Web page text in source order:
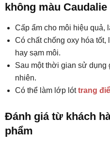
không màu
Cấp ẩm cho môi hiệu quả,
Có chất chống oxy hóa tốt,
hay sạm môi.
Sau một thời gian sử dụng
nhiên.
Có thể làm lớp lóttrang
Đánh giá từ khách
phẩm